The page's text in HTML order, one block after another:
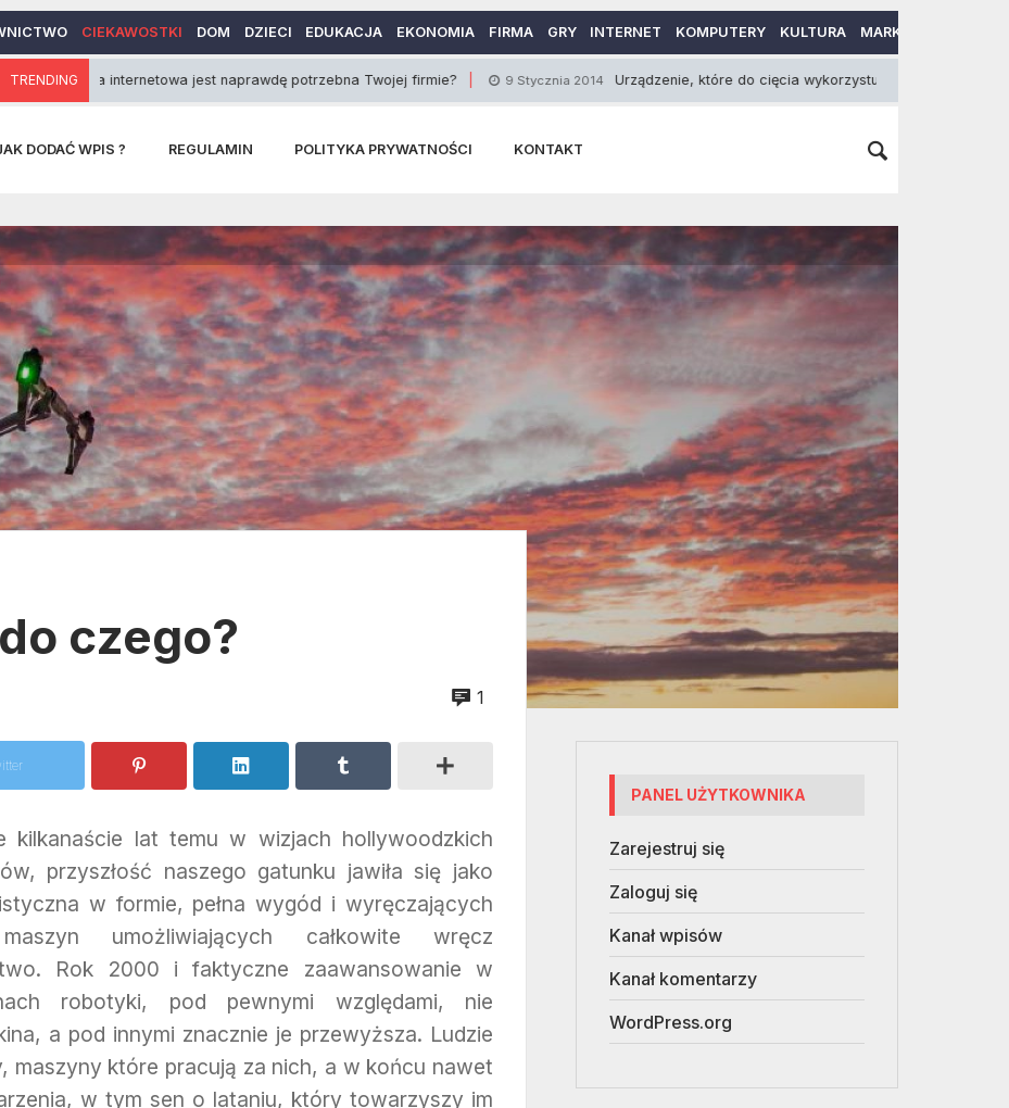
CIEKAWOSTKI DOM DZIECI EDUKACJA EKONOMIA FIRMA GRY INTERNET KOMPUTERY KULTURA MARKETING
TRENDING
internetowa jest naprawdę potrzebna Twojej firmie? 9 Stycznia 2014 Urządzenie, które do cięcia wykorzystuje plazmę?
DODAĆ WPIS ? REGULAMIN POLITYKA PRYWATNOŚCI KONTAKT
czego?
1
kilkanaście lat temu w wizjach hollywoodzkich
przyszłość naszego gatunku jawiła się jako
w formie, pełna wygód i wyręczających
umożliwiających całkowite wręcz
Rok 2000 i faktyczne zaawansowanie w
robotyki, pod pewnymi względami, nie
a pod innymi znacznie je przewyższa. Ludzie
maszyny które pracują za nich, a w końcu nawet
w tym sen o lataniu, który towarzyszy im
PANEL UŻYTKOWNIKA
Zarejestruj się
Zaloguj się
Kanał wpisów
Kanał komentarzy
WordPress.org